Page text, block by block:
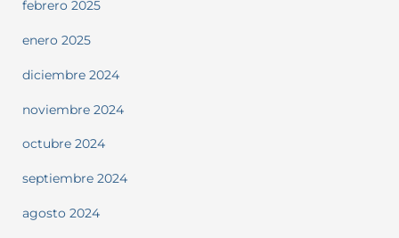
febrero 2025
enero 2025
diciembre 2024
noviembre 2024
octubre 2024
septiembre 2024
agosto 2024